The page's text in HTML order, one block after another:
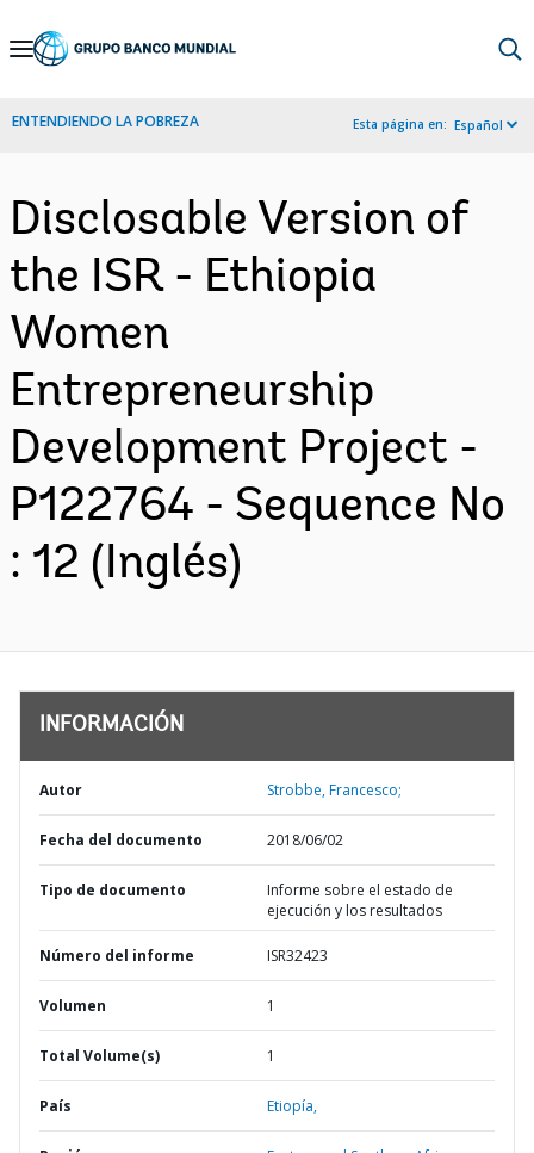
Skip
Navigation
ENTENDIENDO LA POBREZA Esta página en: Español
Disclosable Version of
the ISR - Ethiopia
Women
Entrepreneurship
Development Project -
P122764 - Sequence No
: 12 (Inglés)
INFORMACIÓN
Autor Strobbe, Francesco;
Fecha del documento 2018/06/02
Tipo de documento
Informe sobre el estado de
ejecución y los resultados
Número del informe ISR32423
Volumen 1
Total Volume(s) 1
País Etiopía,